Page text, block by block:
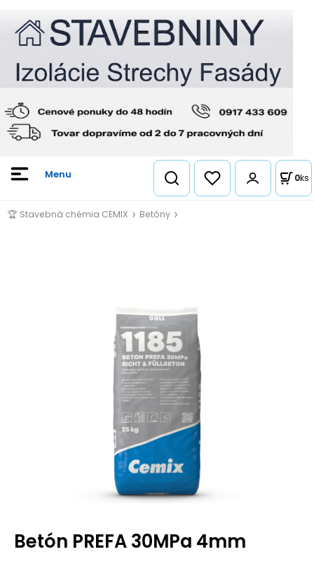
0ks
🏆 Stavebná chémia CEMIX Betóny
Betón PREFA 30MPa 4mm